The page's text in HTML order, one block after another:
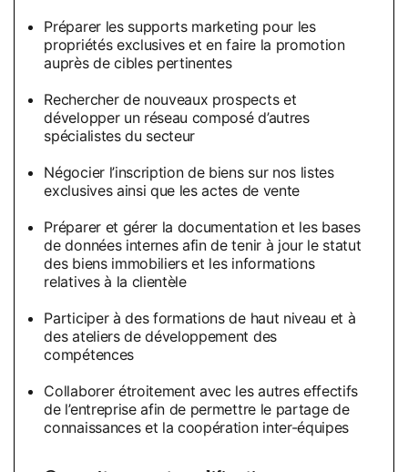
Préparer les supports marketing pour les
propriétés exclusives et en faire la promotion
auprès de cibles pertinentes
Rechercher de nouveaux prospects et
développer un réseau composé d’autres
spécialistes du secteur
Négocier l’inscription de biens sur nos listes
exclusives ainsi que les actes de vente
Préparer et gérer la documentation et les bases
de données internes afin de tenir à jour le statut
des biens immobiliers et les informations
relatives à la clientèle
Participer à des formations de haut niveau et à
des ateliers de développement des
compétences
Collaborer étroitement avec les autres effectifs
de l’entreprise afin de permettre le partage de
connaissances et la coopération inter-équipes